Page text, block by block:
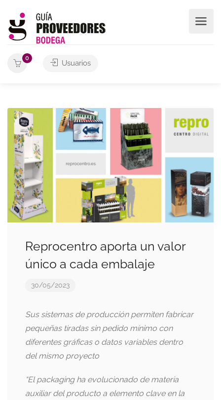
0
Usuarios
Reprocentro aporta un valor
único a cada embalaje
30/05/2023
Sus sistemas de producción permiten fabricar
pequeñas tiradas sin pedido mínimo con
diferentes gráficas o datos variables dentro
del mismo proyecto
“El packaging ha evolucionado de materia
auxiliar del producto a elemento clave en la